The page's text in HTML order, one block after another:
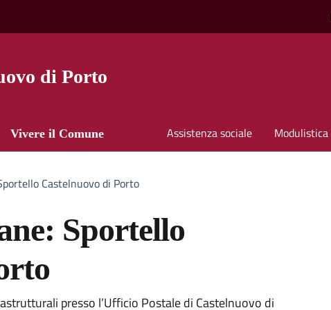
di Porto
Vivere il Comune Assistenza sociale Modulistica
Castelnuovo di Porto
Sportello
presso l’Ufficio Postale di Castelnuovo di